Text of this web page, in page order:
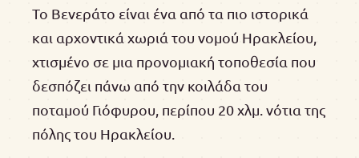
Το Βενεράτο είναι ένα από τα πιο ιστορικά
και αρχοντικά χωριά του νομού Ηρακλείου,
χτισμένο σε μια προνομιακή τοποθεσία που
δεσπόζει πάνω από την κοιλάδα του
ποταμού Γιόφυρου, περίπου 20 χλμ. νότια της
πόλης του Ηρακλείου.